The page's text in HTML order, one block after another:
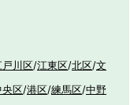
戸川区/江東区/北区/文
央区/港区/練馬区/中野